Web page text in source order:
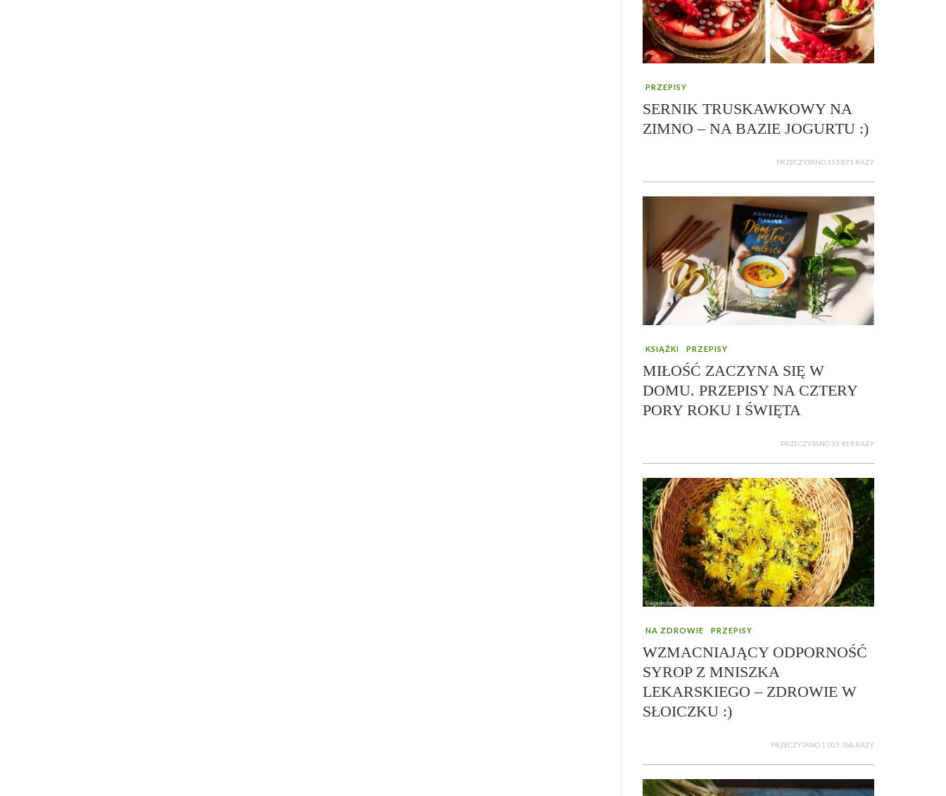
PRZEPISY
SERNIK TRUSKAWKOWY NA
ZIMNO – NA BAZIE JOGURTU :)
PRZECZYTANO 153 871 RAZY
KSIĄŻKI PRZEPISY
MIŁOŚĆ ZACZYNA SIĘ W
DOMU. PRZEPISY NA CZTERY
PORY ROKU I ŚWIĘTA
PRZECZYTANO 33 919 RAZY
NA ZDROWIE PRZEPISY
WZMACNIAJĄCY ODPORNOŚĆ
SYROP Z MNISZKA
LEKARSKIEGO – ZDROWIE W
SŁOICZKU :)
PRZECZYTANO 1 005 768 RAZY